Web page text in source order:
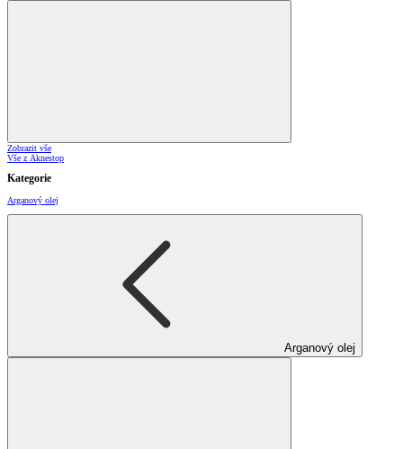
Zobrazit vše
Vše z Aknestop
Kategorie
Arganový olej
Arganový olej